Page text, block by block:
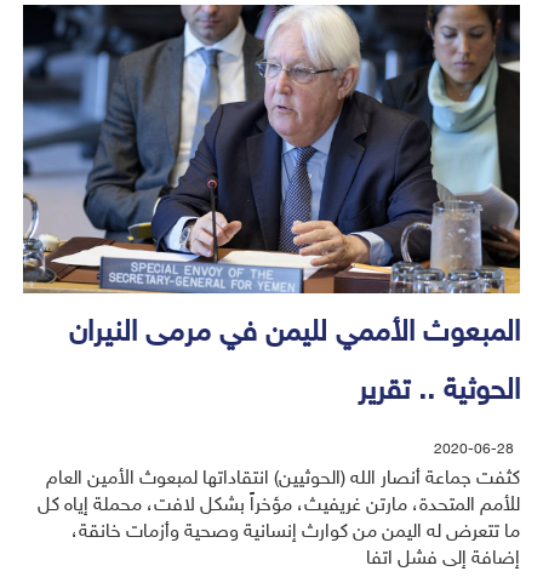
المبعوث الأممي لليمن في مرمى النيران
الحوثية .. تقرير
2020-06-28
كثفت جماعة أنصار الله (الحوثيين) انتقاداتها لمبعوث الأمين العام
للأمم المتحدة، مارتن غريفيث، مؤخراً بشكل لافت، محملة إياه كل
ما تتعرض له اليمن من كوارث إنسانية وصحية وأزمات خانقة،
إضافة إلى فشل اتفا